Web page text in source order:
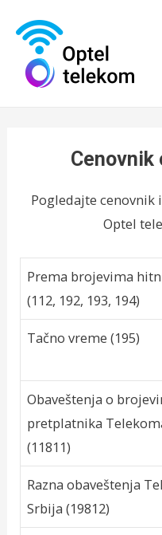
Cenovnik
Pogledajte
Optel
Prema brojevima
(112, 192, 193, 194)
Tačno vreme (195)
Obaveštenja o
pretplatnika
(11811)
Razna obaveštenja
Srbija (19812)